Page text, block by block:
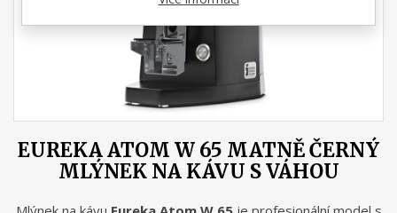
EUREKA ATOM W 65 MATNĚ ČERNÝ
MLÝNEK NA KÁVU S VÁHOU